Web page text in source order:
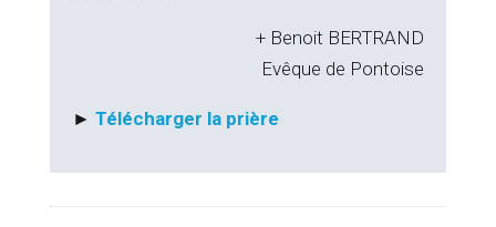
+ Benoit BERTRAND
Evêque de Pontoise
► Télécharger la prière